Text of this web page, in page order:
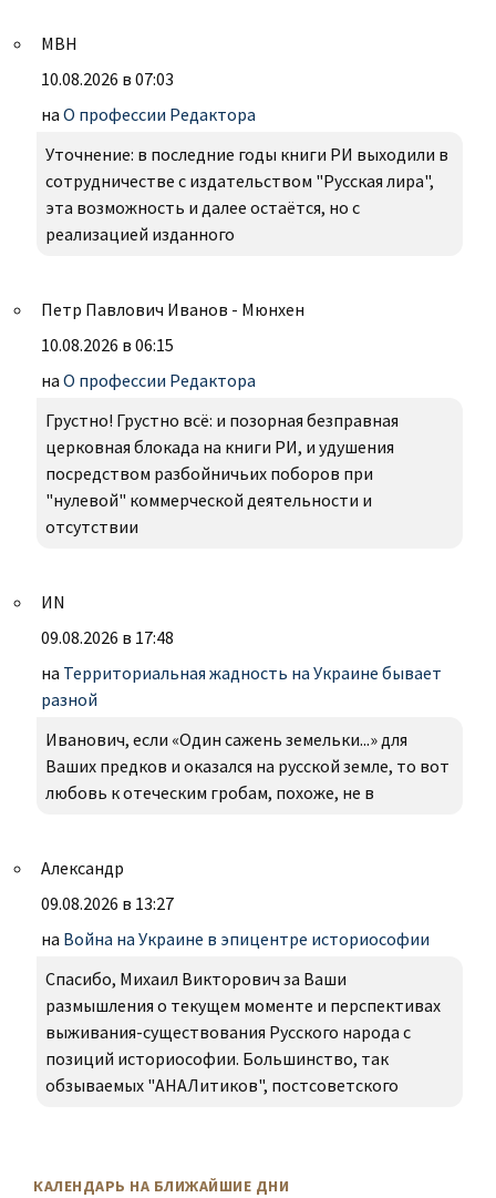
МВН
10.08.2026 в 07:03
на О профессии Редактора
Уточнение: в последние годы книги РИ выходили в
сотрудничестве с издательством "Русская лира",
эта возможность и далее остаётся, но с
реализацией изданного
Петр Павлович Иванов - Мюнхен
10.08.2026 в 06:15
на О профессии Редактора
Грустно! Грустно всё: и позорная безправная
церковная блокада на книги РИ, и удушения
посредством разбойничьих поборов при
"нулевой" коммерческой деятельности и
отсутствии
ИN
09.08.2026 в 17:48
на Территориальная жадность на Украине бывает
разной
Иванович, если «Один сажень земельки...» для
Ваших предков и оказался на русской земле, то вот
любовь к отеческим гробам, похоже, не в
Александр
09.08.2026 в 13:27
на Война на Украине в эпицентре историософии
Спасибо, Михаил Викторович за Ваши
размышления о текущем моменте и перспективах
выживания-существования Русского народа с
позиций историософии. Большинство, так
обзываемых "АНАЛитиков", постсоветского
КАЛЕНДАРЬ НА БЛИЖАЙШИЕ ДНИ